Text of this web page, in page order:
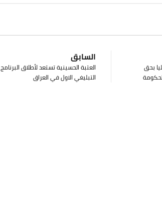
السابق
العتبة الحسينية تستعد لأطلاق البرنامج
التبليغي الاول في العراق
بحق